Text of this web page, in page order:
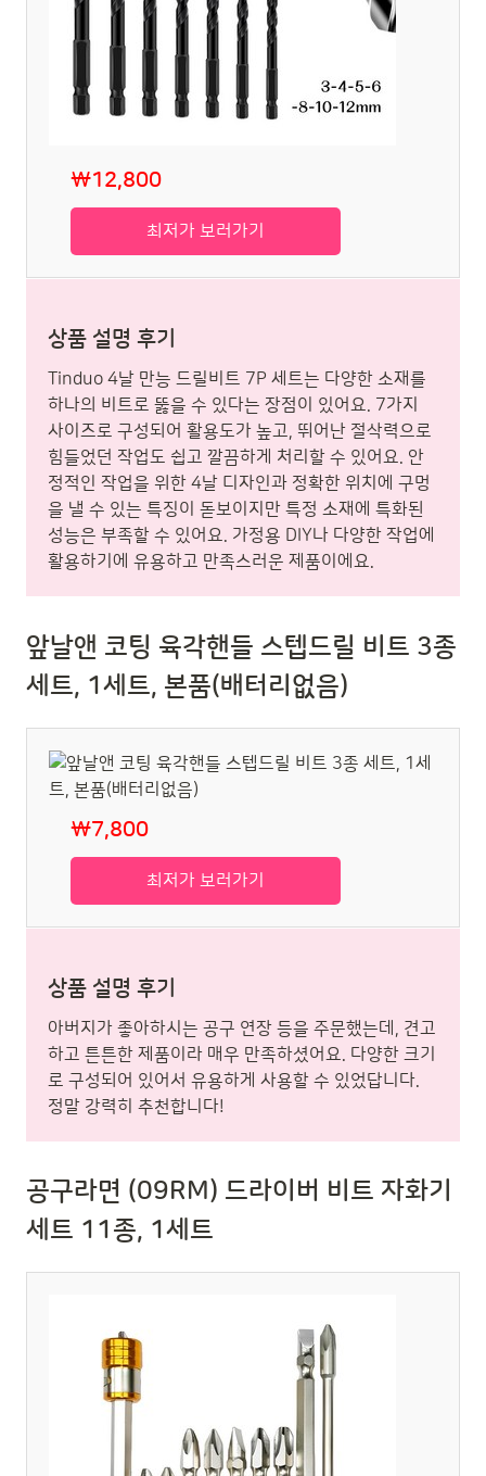
₩12,800
최저가 보러가기
상품 설명 후기
Tinduo 4날 만능 드릴비트 7P 세트는 다양한 소재를
하나의 비트로 뚫을 수 있다는 장점이 있어요. 7가지
사이즈로 구성되어 활용도가 높고, 뛰어난 절삭력으로
힘들었던 작업도 쉽고 깔끔하게 처리할 수 있어요. 안
정적인 작업을 위한 4날 디자인과 정확한 위치에 구멍
을 낼 수 있는 특징이 돋보이지만 특정 소재에 특화된
성능은 부족할 수 있어요. 가정용 DIY나 다양한 작업에
활용하기에 유용하고 만족스러운 제품이에요.
앞날앤 코팅 육각핸들 스텝드릴 비트 3종
세트, 1세트, 본품(배터리없음)
₩7,800
최저가 보러가기
상품 설명 후기
아버지가 좋아하시는 공구 연장 등을 주문했는데, 견고
하고 튼튼한 제품이라 매우 만족하셨어요. 다양한 크기
로 구성되어 있어서 유용하게 사용할 수 있었답니다.
정말 강력히 추천합니다!
공구라면 (09RM) 드라이버 비트 자화기
세트 11종, 1세트